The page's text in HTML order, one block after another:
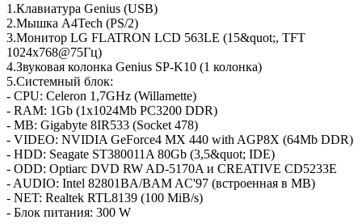
1.Клавиатура Genius (USB)
2.Мышка A4Tech (PS/2)
3.Монитор LG FLATRON LCD 563LE (15&quot;, TFT
1024x768@75Гц)
4.Звуковая колонка Genius SP-K10 (1 колонка)
5.Системный блок:
- CPU: Celeron 1,7GHz (Willamette)
- RAM: 1Gb (1x1024Mb PC3200 DDR)
- MB: Gigabyte 8IR533 (Socket 478)
- VIDEO: NVIDIA GeForce4 MX 440 with AGP8X (64Mb DDR)
- HDD: Seagate ST380011A 80Gb (3,5&quot; IDE)
- ODD: Optiarc DVD RW AD-5170A и CREATIVE CD5233E
- AUDIO: Intel 82801BA/BAM AC'97 (встроенная в MB)
- NET: Realtek RTL8139 (100 MiB/s)
- Блок питания: 300 W